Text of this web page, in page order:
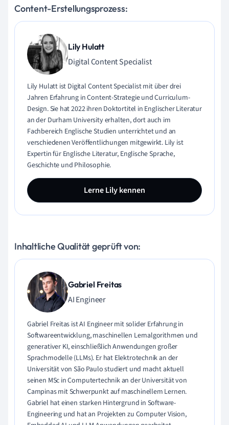
Content-Erstellungsprozess:
Lily Hulatt
Digital Content Specialist
Lily Hulatt ist Digital Content Specialist mit über drei
Jahren Erfahrung in Content-Strategie und Curriculum-
Design. Sie hat 2022 ihren Doktortitel in Englischer Literatur
an der Durham University erhalten, dort auch im
Fachbereich Englische Studien unterrichtet und an
verschiedenen Veröffentlichungen mitgewirkt. Lily ist
Expertin für Englische Literatur, Englische Sprache,
Geschichte und Philosophie.
Lerne Lily kennen
Inhaltliche Qualität geprüft von:
Gabriel Freitas
AI Engineer
Gabriel Freitas ist AI Engineer mit solider Erfahrung in
Softwareentwicklung, maschinellen Lernalgorithmen und
generativer KI, einschließlich Anwendungen großer
Sprachmodelle (LLMs). Er hat Elektrotechnik an der
Universität von São Paulo studiert und macht aktuell
seinen MSc in Computertechnik an der Universität von
Campinas mit Schwerpunkt auf maschinellem Lernen.
Gabriel hat einen starken Hintergrund in Software-
Engineering und hat an Projekten zu Computer Vision,